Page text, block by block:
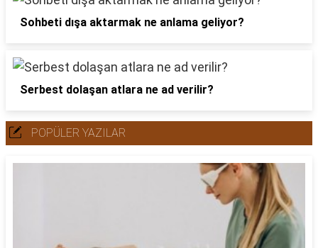
Sohbeti dışa aktarmak ne anlama geliyor?
Serbest dolaşan atlara ne ad verilir?
POPÜLER YAZILAR